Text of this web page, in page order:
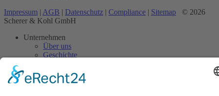
Impressum | AGB | Datenschutz | Compliance | Sitemap © 2026
Scherer & Kohl GmbH
Unternehmen
Über uns
Geschichte
Leistungen
Abbruch